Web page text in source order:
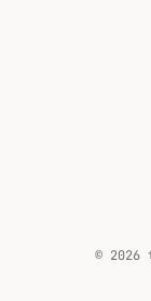
© 2026